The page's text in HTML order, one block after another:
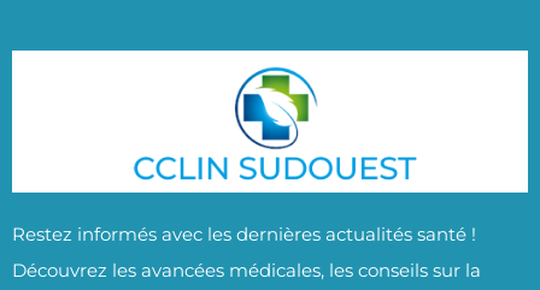
Restez informés avec les dernières actualités santé !
Découvrez les avancées médicales, les conseils sur la